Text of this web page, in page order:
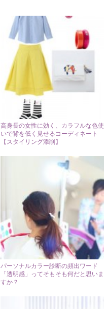
高身長の女性に効く、カラフルな色使
いで背を低く見せるコーディネート
【スタイリング添削】
パーソナルカラー診断の頻出ワード
「透明感」ってそもそも何だと思いま
すか？